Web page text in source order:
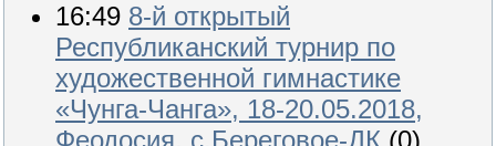
16:49 8-й открытый
Республиканский турнир по
художественной гимнастике
«Чунга-Чанга», 18-20.05.2018,
Феодосия, с.Береговое-ДК (0)